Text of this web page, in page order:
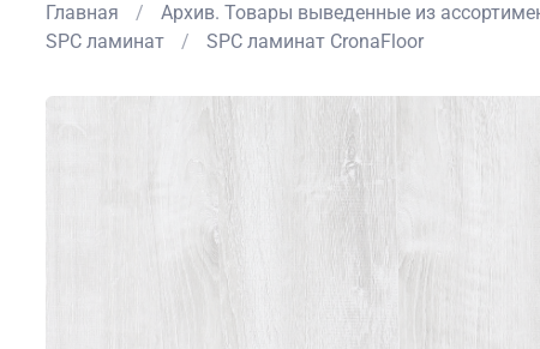
Главная Архив. Товары выведенные из
SPC ламинат
SPC ламинат CronaFloor